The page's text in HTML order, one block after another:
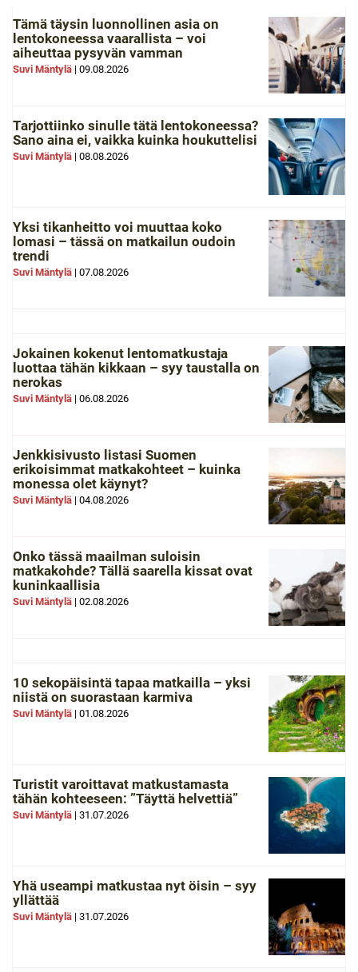
Tämä täysin luonnollinen asia on
lentokoneessa vaarallista – voi
aiheuttaa pysyvän vamman
Suvi Mäntylä | 09.08.2026
Tarjottiinko sinulle tätä lentokoneessa?
Sano aina ei, vaikka kuinka houkuttelisi
Suvi Mäntylä | 08.08.2026
Yksi tikanheitto voi muuttaa koko
lomasi – tässä on matkailun oudoin
trendi
Suvi Mäntylä | 07.08.2026
Jokainen kokenut lentomatkustaja
luottaa tähän kikkaan – syy taustalla on
nerokas
Suvi Mäntylä | 06.08.2026
Jenkkisivusto listasi Suomen
erikoisimmat matkakohteet – kuinka
monessa olet käynyt?
Suvi Mäntylä | 04.08.2026
Onko tässä maailman suloisin
matkakohde? Tällä saarella kissat ovat
kuninkaallisia
Suvi Mäntylä | 02.08.2026
10 sekopäisintä tapaa matkailla – yksi
niistä on suorastaan karmiva
Suvi Mäntylä | 01.08.2026
Turistit varoittavat matkustamasta
tähän kohteeseen: ”Täyttä helvettiä”
Suvi Mäntylä | 31.07.2026
Yhä useampi matkustaa nyt öisin – syy
yllättää
Suvi Mäntylä | 31.07.2026